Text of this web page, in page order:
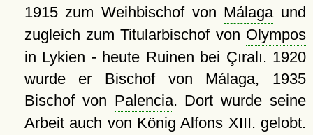
1915 zum Weihbischof von Málagaund
zugleich zum Titularbischof von Olympos
in Lykien - heute Ruinen bei Çıralı. 1920
wurde er Bischof von Málaga, 1935
Bischof von Palencia. Dort wurde seine
Arbeit auch von König Alfons XIII. gelobt.